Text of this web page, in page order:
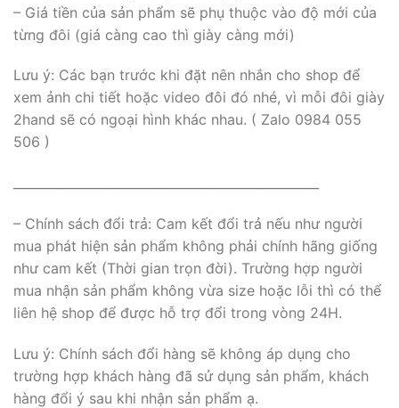
– Giá tiền của sản phẩm sẽ phụ thuộc vào độ mới của
từng đôi (giá càng cao thì giày càng mới)
Lưu ý: Các bạn trước khi đặt nên nhắn cho shop để
xem ảnh chi tiết hoặc video đôi đó nhé, vì mỗi đôi giày
2hand sẽ có ngoại hình khác nhau. ( Zalo 0984 055
506 )
– Chính sách đổi trả: Cam kết đổi trả nếu như người
mua phát hiện sản phẩm không phải chính hãng giống
như cam kết (Thời gian trọn đời). Trường hợp người
mua nhận sản phẩm không vừa size hoặc lỗi thì có thể
liên hệ shop để được hỗ trợ đổi trong vòng 24H.
Lưu ý: Chính sách đổi hàng sẽ không áp dụng cho
trường hợp khách hàng đã sử dụng sản phẩm, khách
hàng đổi ý sau khi nhận sản phẩm ạ.